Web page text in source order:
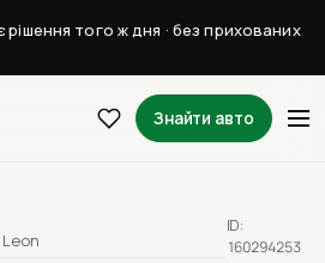
того ж дня · без прихованих
Знайти авто
Leon
ID:
160294253